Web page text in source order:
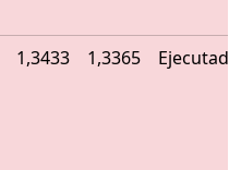
1,3433 1,3365 Ejecutado